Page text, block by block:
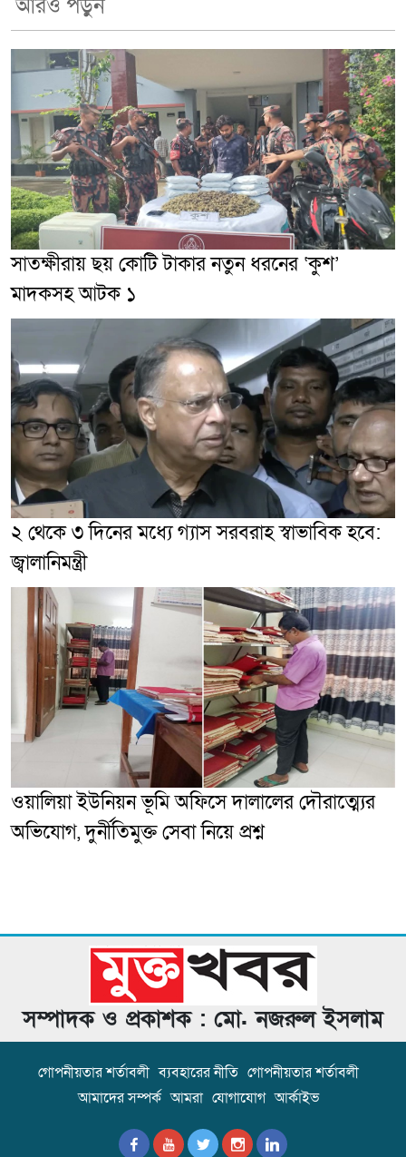
আরও পড়ুন
সাতক্ষীরায় ছয় কোটি টাকার নতুন ধরনের ‘কুশ’
মাদকসহ আটক ১
২ থেকে ৩ দিনের মধ্যে গ্যাস সরবরাহ স্বাভাবিক হবে:
জ্বালানিমন্ত্রী
ওয়ালিয়া ইউনিয়ন ভূমি অফিসে দালালের দৌরাত্ম্যের
অভিযোগ, দুর্নীতিমুক্ত সেবা নিয়ে প্রশ্ন
সম্পাদক ও প্রকাশক : মো. নজরুল ইসলাম
গোপনীয়তার শর্তাবলী ব্যবহারের নীতি গোপনীয়তার শর্তাবলী
আমাদের সম্পর্ক আমরা যোগাযোগ আর্কাইভ